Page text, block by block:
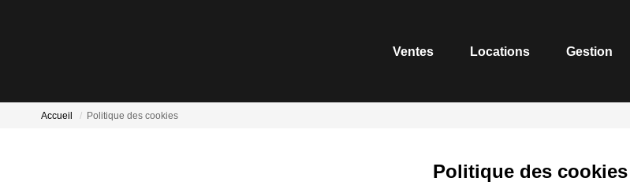
Ventes Locations Gestion
Accueil Politique des cookies
Politique des cookies